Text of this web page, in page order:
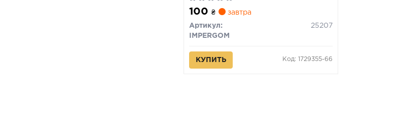
100 ₴ завтра
Артикул:
25207
IMPERGOM
КУПИТЬ Код: 1729355-66